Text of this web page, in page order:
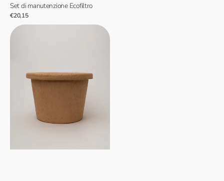
Set di manutenzione Ecofiltro
Prezzo
normale
€20,15
Ecofiltro
Unità